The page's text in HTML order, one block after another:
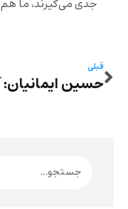
جدی می‌گیرند، ما هم
قبلی